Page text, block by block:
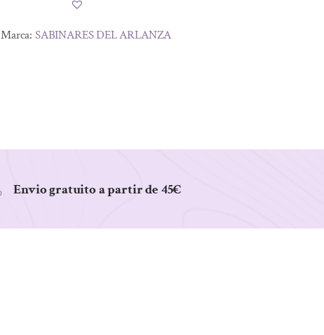
Marca: SABINARES DEL ARLANZA
Envio gratuito a partir de 45€